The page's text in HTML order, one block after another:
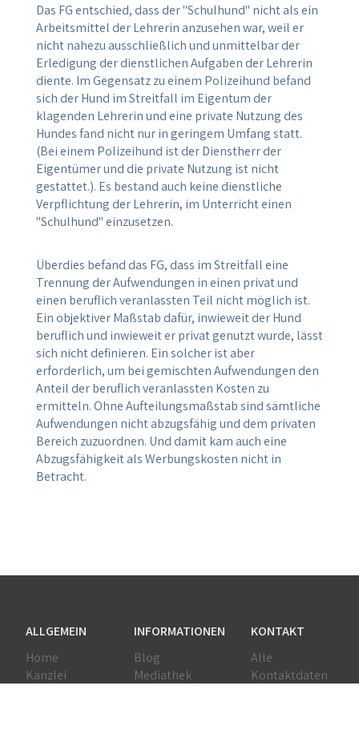
Das FG entschied, dass der "Schulhund" nicht als ein
Arbeitsmittel der Lehrerin anzusehen war, weil er
nicht nahezu ausschließlich und unmittelbar der
Erledigung der dienstlichen Aufgaben der Lehrerin
diente. Im Gegensatz zu einem Polizeihund befand
sich der Hund im Streitfall im Eigentum der
klagenden Lehrerin und eine private Nutzung des
Hundes fand nicht nur in geringem Umfang statt.
(Bei einem Polizeihund ist der Dienstherr der
Eigentümer und die private Nutzung ist nicht
gestattet.). Es bestand auch keine dienstliche
Verpflichtung der Lehrerin, im Unterricht einen
"Schulhund" einzusetzen.
Überdies befand das FG, dass im Streitfall eine
Trennung der Aufwendungen in einen privat und
einen beruflich veranlassten Teil nicht möglich ist.
Ein objektiver Maßstab dafür, inwieweit der Hund
beruflich und inwieweit er privat genutzt wurde, lässt
sich nicht definieren. Ein solcher ist aber
erforderlich, um bei gemischten Aufwendungen den
Anteil der beruflich veranlassten Kosten zu
ermitteln. Ohne Aufteilungsmaßstab sind sämtliche
Aufwendungen nicht abzugsfähig und dem privaten
Bereich zuzuordnen. Und damit kam auch eine
Abzugsfähigkeit als Werbungskosten nicht in
Betracht.
ALLGEMEIN
Home
Kanzlei
INFORMATIONEN
Blog
Mediathek
KONTAKT
Alle
Kontaktdaten